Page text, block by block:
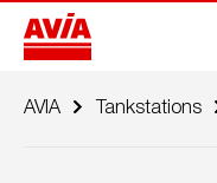
AVIA Tankstations